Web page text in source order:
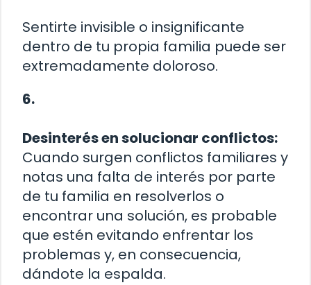
Sentirte invisible o insignificante
dentro de tu propia familia puede ser
extremadamente doloroso.
6.
Desinterés en solucionar conflictos:
Cuando surgen conflictos familiares y
notas una falta de interés por parte
de tu familia en resolverlos o
encontrar una solución, es probable
que estén evitando enfrentar los
problemas y, en consecuencia,
dándote la espalda.